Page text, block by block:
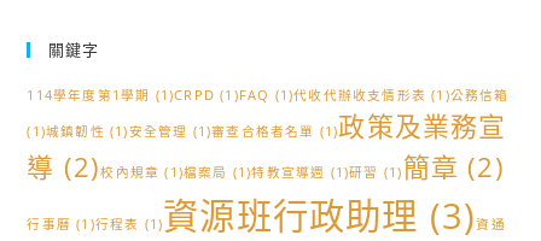
關鍵字
114學年度第1學期 (1)CRPD (1)FAQ (1)代收代辦收支情形表 (1)公務信箱
(1)城鎮韌性 (1)安全管理 (1)審查合格者名單 (1)政策及業務宣
導 (2)校內規章 (1)檔案局 (1)特教宣導週 (1)研習 (1) 簡章 (2)
行事曆 (1)行程表 (1)資源班行政助理 (3)資通